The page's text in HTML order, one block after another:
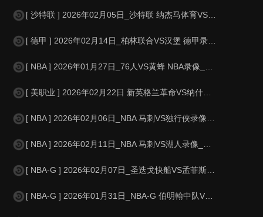
[ 沙特联 ] 2026年02月05日_沙特联 纳杰马体育VS费哈录像_全场
[ 德甲 ] 2026年02月14日_柏林联合VS汉堡 德甲录像_高清录像
[ NBA ] 2026年01月27日_76人VS黄蜂 NBA录像_全场录像
[ 美职业 ] 2026年02月22日 新英格兰革命VS纳什维尔SC 美职业
[ NBA ] 2026年02月06日_NBA 马刺VS独行侠录像_全场录像
[ NBA ] 2026年02月11日_NBA 马刺VS湖人录像_全场录像【
[ NBA-G ] 2026年02月07日_圣迭戈快船VS孟菲斯川流 NBA-G
[ NBA-G ] 2026年01月31日_NBA-G 伯明翰中队VS诺布尔斯维